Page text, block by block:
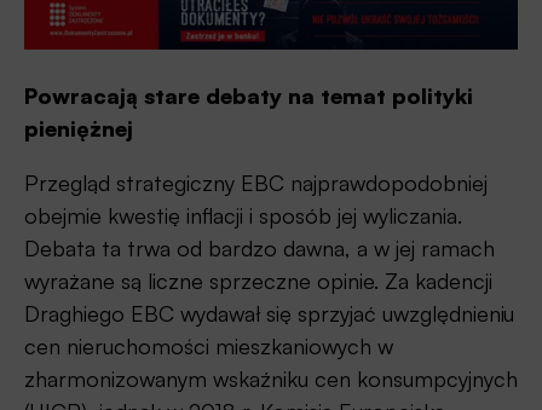
Powracają stare debaty na temat polityki
pieniężnej
Przegląd strategiczny EBC najprawdopodobniej
obejmie kwestię inflacji i sposób jej wyliczania.
Debata ta trwa od bardzo dawna, a w jej ramach
wyrażane są liczne sprzeczne opinie. Za kadencji
Draghiego EBC wydawał się sprzyjać uwzględnieniu
cen nieruchomości mieszkaniowych w
zharmonizowanym wskaźniku cen konsumpcyjnych